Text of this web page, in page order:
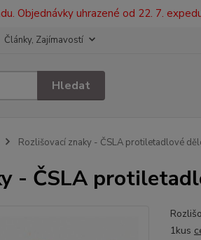
Objednávky uhrazené od 22. 7.
Články, Zajímavostí
Hledat
Rozlišovací znaky - ČSLA protiletadlové
- ČSLA
1kus